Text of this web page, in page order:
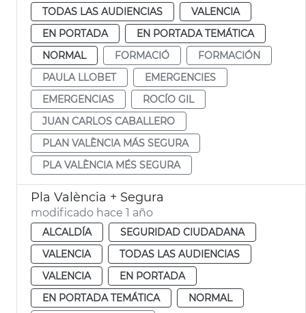
TODAS LAS AUDIENCIAS
VALENCIA
EN PORTADA
EN PORTADA TEMÁTICA
NORMAL
FORMACIÓ
FORMACIÓN
PAULA LLOBET
EMERGENCIES
EMERGENCIAS
ROCÍO GIL
JUAN CARLOS CABALLERO
PLAN VALÈNCIA MÁS SEGURA
PLA VALÈNCIA MÉS SEGURA
Pla València + Segura
modificado hace 1 año
ALCALDÍA
SEGURIDAD CIUDADANA
VALENCIA
TODAS LAS AUDIENCIAS
VALENCIA
EN PORTADA
EN PORTADA TEMÁTICA
NORMAL